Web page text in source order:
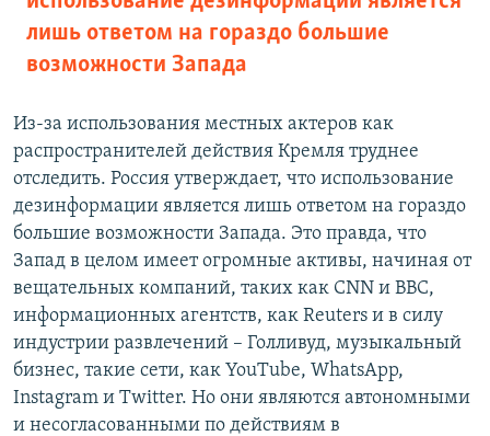
лишь ответом на гораздо большие
возможности Запада
Из-за использования местных актеров как
распространителей действия Кремля труднее
отследить. Россия утверждает, что использование
дезинформации является лишь ответом на гораздо
большие возможности Запада. Это правда, что
Запад в целом имеет огромные активы, начиная от
вещательных компаний, таких как CNN и BBC,
информационных агентств, как Reuters и в силу
индустрии развлечений – Голливуд, музыкальный
бизнес, такие сети, как YouTube, WhatsApp,
Instagram и Twitter. Но они являются автономными
и несогласованными по действиям в